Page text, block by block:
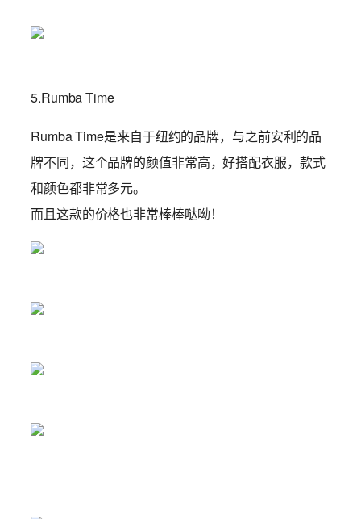
5.Rumba Time
Rumba Time是来自于纽约的品牌，与之前安利的品
牌不同，这个品牌的颜值非常高，好搭配衣服，款式
和颜色都非常多元。
而且这款的价格也非常棒棒哒呦！